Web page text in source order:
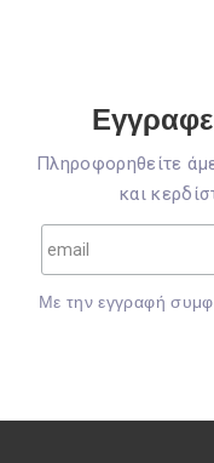
Πληροφορηθείτε
και
Mε την εγγραφή